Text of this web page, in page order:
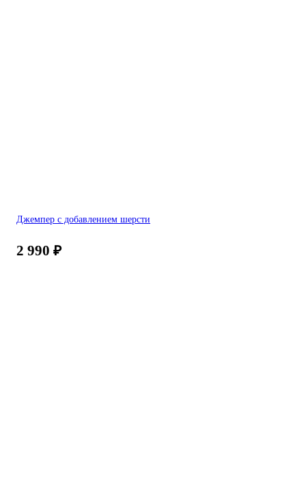
Джемпер с добавлением шерсти
2 990 ₽